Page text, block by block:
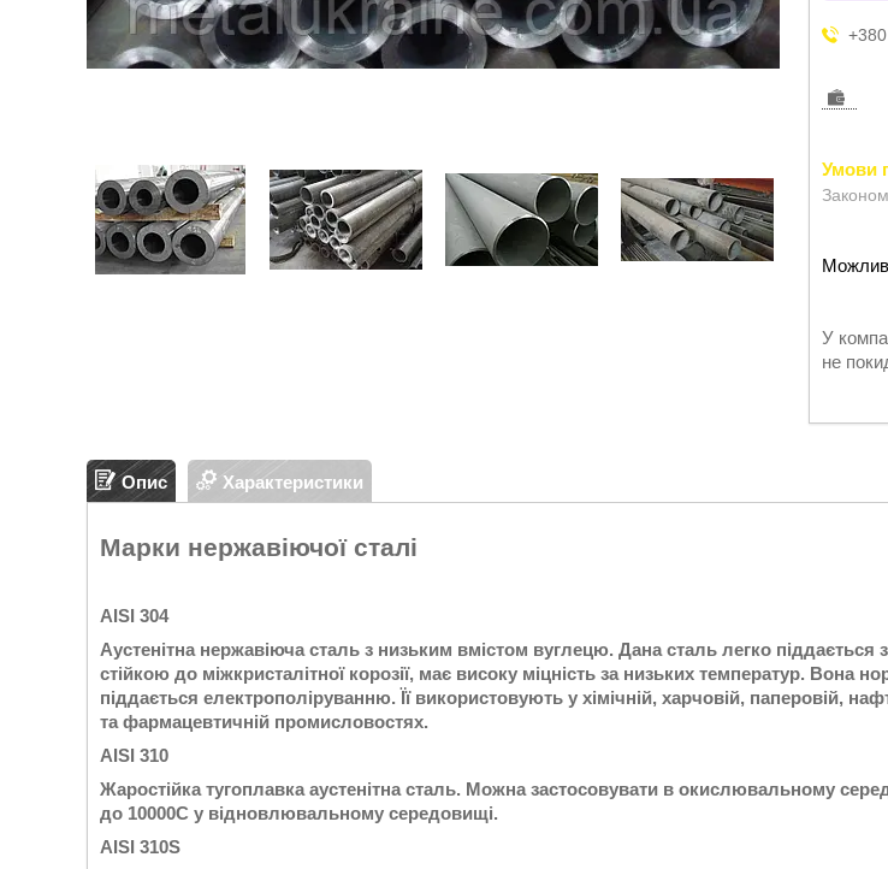
У
не
Опис Характеристики
Марки нержавіючої сталі
AISI 304
Аустенітна нержавіюча сталь з низьким вмістом вуглецю. Дана сталь легко
стійкою до міжкристалітної корозії, має високу міцність за низьких температур. Вона
піддається електрополіруванню. Її використовують у хімічній, харчовій, паперовій,
та фармацевтичній промисловостях.
AISI 310
Жаростійка тугоплавка аустенітна сталь. Можна застосовувати в окислювальному
до 10000С у відновлювальному середовищі.
AISI 310S